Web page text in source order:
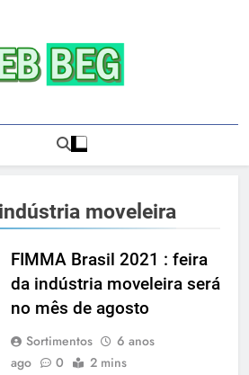
| Ensaio
| Sexo |
Apostas E
Casinos
Onlineios
Fotográficos
De Apostas E Casinos Online |
E Relacionamento |
| Casas De Apostas E
Online |Musas Brasileiras | Fotos
| Ensaios Fotográficos ! Gebbeg
Musas Brasileiras Sexy Gebbeg
Musas Brasileiras Sensual
moveleira
FIMMA Brasil 2021 : feira
da indústria moveleira será
no mês de agosto
Sortimentos
6 anos
ago
0 2 mins